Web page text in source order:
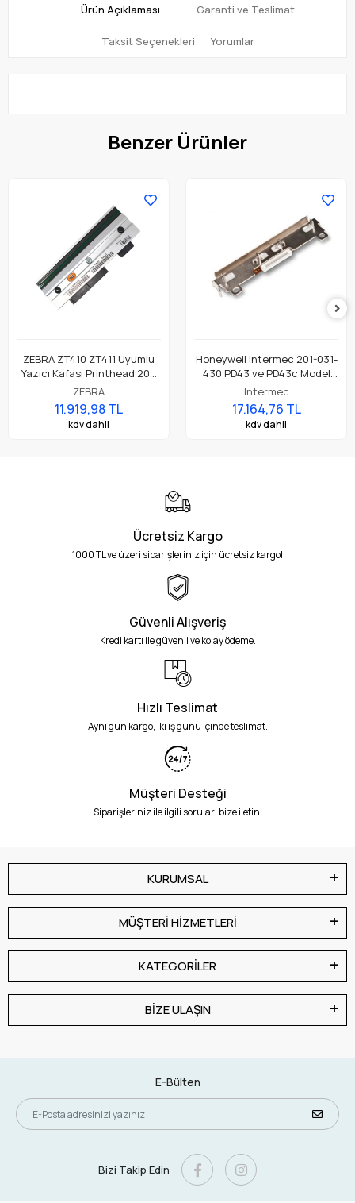
Ürün Açıklaması Garanti ve Teslimat
Taksit Seçenekleri Yorumlar
Benzer Ürünler
ZEBRA ZT410 ZT411 Uyumlu
Yazıcı Kafası Printhead 203
Dpi Parça No: P1058930-009
ZEBRA
11.919,98 TL
kdv dahil
Honeywell Intermec 201-031-
430 PD43 ve PD43c Model
Barkod Etiket Yazıcı 203 Dpi
Termal Baskı Kafası
Intermec
17.164,76 TL
kdv dahil
Ücretsiz Kargo
1000 TL ve üzeri siparişleriniz için ücretsiz kargo!
Güvenli Alışveriş
Kredi kartı ile güvenli ve kolay ödeme.
Hızlı Teslimat
Aynı gün kargo, iki iş günü içinde teslimat.
Müşteri Desteği
Siparişleriniz ile ilgili soruları bize iletin.
KURUMSAL
MÜŞTERİ HİZMETLERİ
KATEGORİLER
BİZE ULAŞIN
E-Bülten
Bizi Takip Edin